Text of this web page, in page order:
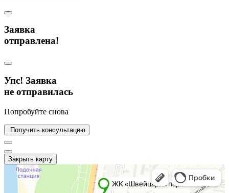
Заявка
отправлена!
Упс! Заявка
не отправилась
Попробуйте снова
Получить консультацию
Закрыть карту